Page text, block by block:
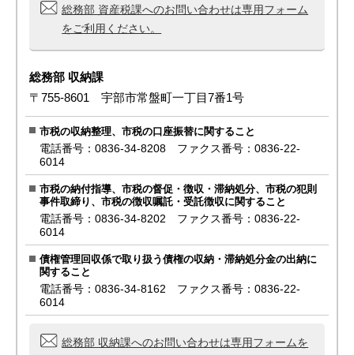
総務部 資産税課へのお問い合わせは専用フォーム
をご利用ください。
総務部 収納課
〒755-8601 宇部市常盤町一丁目7番1号
市税の収納整理、市税の口座振替に関すること
電話番号：0836-34-8208 ファクス番号：0836-22-
6014
市税の納付指導、市税の督促・徴収・滞納処分、市税の犯則
事件取締り、市税の徴収嘱託・受託徴収に関すること
電話番号：0836-34-8202 ファクス番号：0836-22-
6014
債権管理回収係で取り扱う債権の収納・滞納処分金の出納に
関すること
電話番号：0836-34-8162 ファクス番号：0836-22-
6014
総務部 収納課へのお問い合わせは専用フォームを